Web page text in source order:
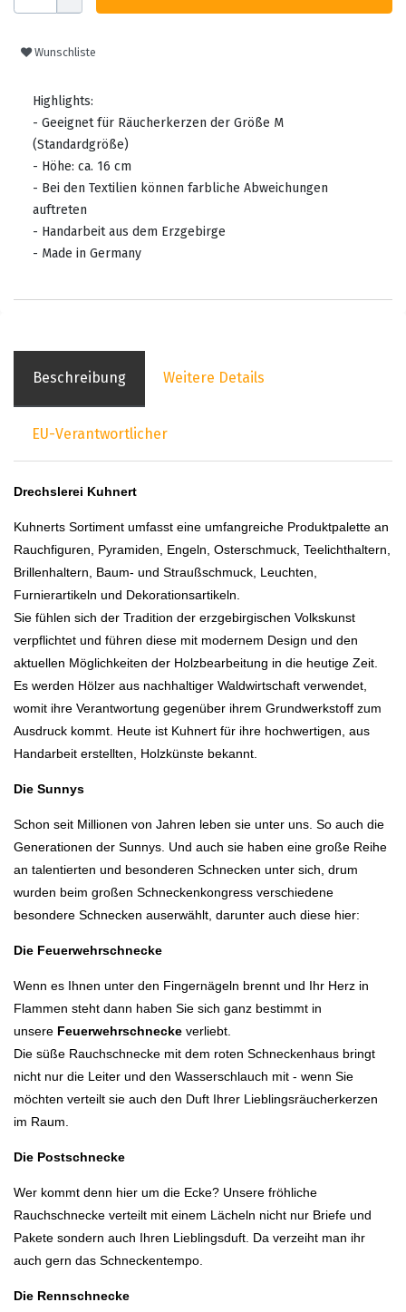
Wunschliste
Highlights:
- Geeignet für Räucherkerzen der Größe M
(Standardgröße)
- Höhe: ca. 16 cm
- Bei den Textilien können farbliche Abweichungen
auftreten
- Handarbeit aus dem Erzgebirge
- Made in Germany
Beschreibung Weitere Details
EU-Verantwortlicher
Drechslerei Kuhnert
Kuhnerts Sortiment umfasst eine umfangreiche Produktpalette an
Rauchfiguren, Pyramiden, Engeln, Osterschmuck, Teelichthaltern,
Brillenhaltern, Baum- und Straußschmuck, Leuchten,
Furnierartikeln und Dekorationsartikeln.
Sie fühlen sich der Tradition der erzgebirgischen Volkskunst
verpflichtet und führen diese mit modernem Design und den
aktuellen Möglichkeiten der Holzbearbeitung in die heutige Zeit.
Es werden Hölzer aus nachhaltiger Waldwirtschaft verwendet,
womit ihre Verantwortung gegenüber ihrem Grundwerkstoff zum
Ausdruck kommt. Heute ist Kuhnert für ihre hochwertigen, aus
Handarbeit erstellten, Holzkünste bekannt.
Die Sunnys
Schon seit Millionen von Jahren leben sie unter uns. So auch die
Generationen der Sunnys. Und auch sie haben eine große Reihe
an talentierten und besonderen Schnecken unter sich, drum
wurden beim großen Schneckenkongress verschiedene
besondere Schnecken auserwählt, darunter auch diese hier:
Die Feuerwehrschnecke
Wenn es Ihnen unter den Fingernägeln brennt und Ihr Herz in
Flammen steht dann haben Sie sich ganz bestimmt in
unsere Feuerwehrschnecke verliebt.
Die süße Rauchschnecke mit dem roten Schneckenhaus bringt
nicht nur die Leiter und den Wasserschlauch mit - wenn Sie
möchten verteilt sie auch den Duft Ihrer Lieblingsräucherkerzen
im Raum.
Die Postschnecke
Wer kommt denn hier um die Ecke? Unsere fröhliche
Rauchschnecke verteilt mit einem Lächeln nicht nur Briefe und
Pakete sondern auch Ihren Lieblingsduft. Da verzeiht man ihr
auch gern das Schneckentempo.
Die Rennschnecke